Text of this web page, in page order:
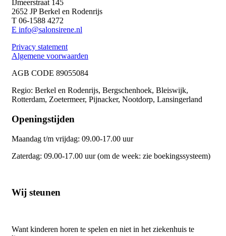
IJmeerstraat 145
2652 JP Berkel en Rodenrijs
T 06-1588 4272
E info@salonsirene.nl
Privacy statement
Algemene voorwaarden
AGB CODE 89055084
Regio: Berkel en Rodenrijs, Bergschenhoek, Bleiswijk,
Rotterdam, Zoetermeer, Pijnacker, Nootdorp, Lansingerland
Openingstijden
Maandag t/m vrijdag: 09.00-17.00 uur
Zaterdag: 09.00-17.00 uur (om de week: zie boekingssysteem)
Wij steunen
Want kinderen horen te spelen en niet in het ziekenhuis te